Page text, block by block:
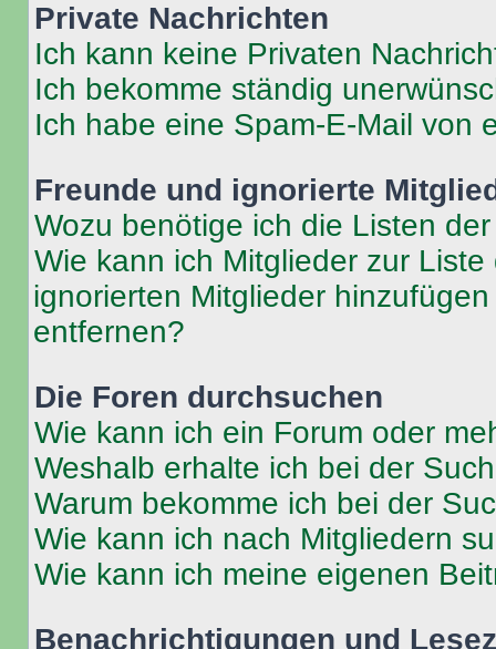
Private Nachrichten
Ich kann keine Privaten
Ich bekomme ständig
Ich habe eine Spam-E-Mail von
Freunde und ignorierte
Wozu benötige ich die Listen
Wie kann ich Mitglieder zur
ignorierten Mitglieder
entfernen?
Die Foren durchsuchen
Wie kann ich ein Forum oder
Weshalb erhalte ich bei der
Warum bekomme ich bei der
Wie kann ich nach Mitgliedern
Wie kann ich meine eigenen
Benachrichtigungen und